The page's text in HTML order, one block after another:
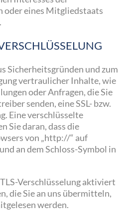
oder eines Mitgliedstaats
Sicherheitsgründen und zum
vertraulicher Inhalte, wie
oder Anfragen, die Sie
senden, eine SSL- bzw.
Eine verschlüsselte
Sie daran, dass die
von „http://“ auf
an dem Schloss-Symbol in
Verschlüsselung aktiviert
die Sie an uns übermitteln,
werden.